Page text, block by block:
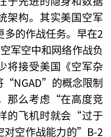
架构。其实美国空军
多的作战任务。早在2
军空中和网络作战负
将接受美国《空军杂
“NGAD”的概念限制
那么考虑“在高度竞
的飞机时就会“过于
空作战能力的”B-2